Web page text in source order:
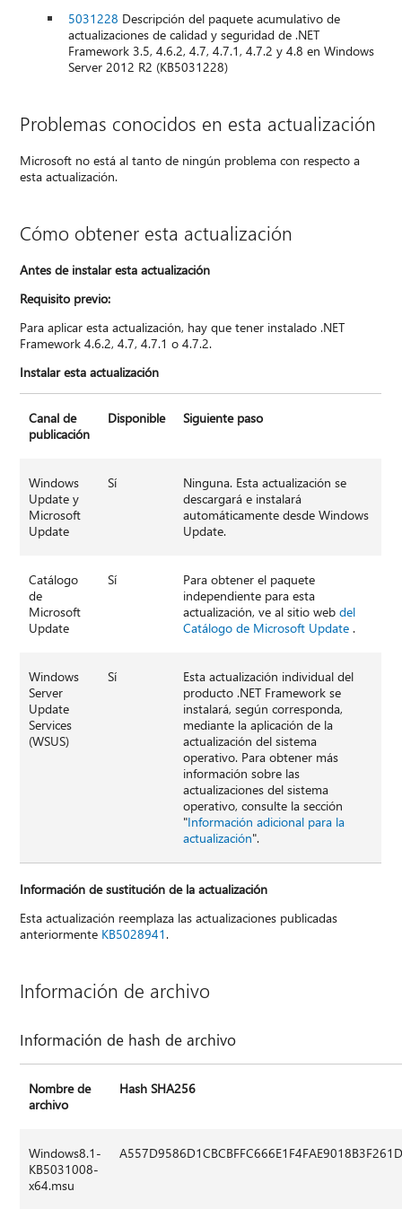
5031228 Descripción del paquete acumulativo de
actualizaciones de calidad y seguridad de .NET
Framework 3.5, 4.6.2, 4.7, 4.7.1, 4.7.2 y 4.8 en Windows
Server 2012 R2 (KB5031228)
Problemas conocidos en esta actualización
Microsoft no está al tanto de ningún problema con respecto a
esta actualización.
Cómo obtener esta actualización
Antes de instalar esta actualización
Requisito previo:
Para aplicar esta actualización, hay que tener instalado .NET
Framework 4.6.2, 4.7, 4.7.1 o 4.7.2.
Instalar esta actualización
Canal de
publicación
Disponible Siguiente paso
Windows
Update y
Microsoft
Update
Sí
Ninguna. Esta actualización se
descargará e instalará
automáticamente desde Windows
Update.
Catálogo
de
Microsoft
Update
Sí
Para obtener el paquete
independiente para esta
actualización, ve al sitio webdel
Catálogo de Microsoft Update .
Windows
Server
Update
Services
(WSUS)
Sí
Esta actualización individual del
producto .NET Framework se
instalará, según corresponda,
mediante la aplicación de la
actualización del sistema
operativo. Para obtener más
información sobre las
actualizaciones del sistema
operativo, consulte la sección
"Información adicional para la
actualización".
Información de sustitución de la actualización
Esta actualización reemplaza las actualizaciones publicadas
anteriormente KB5028941 .
Información de archivo
Información de hash de archivo
Nombre de
archivo
Hash SHA256
Windows8.1-
KB5031008-
x64.msu